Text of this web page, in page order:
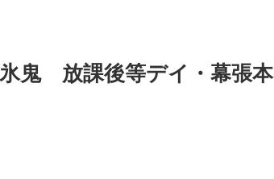
鬼 放課後等デイ・幕張本